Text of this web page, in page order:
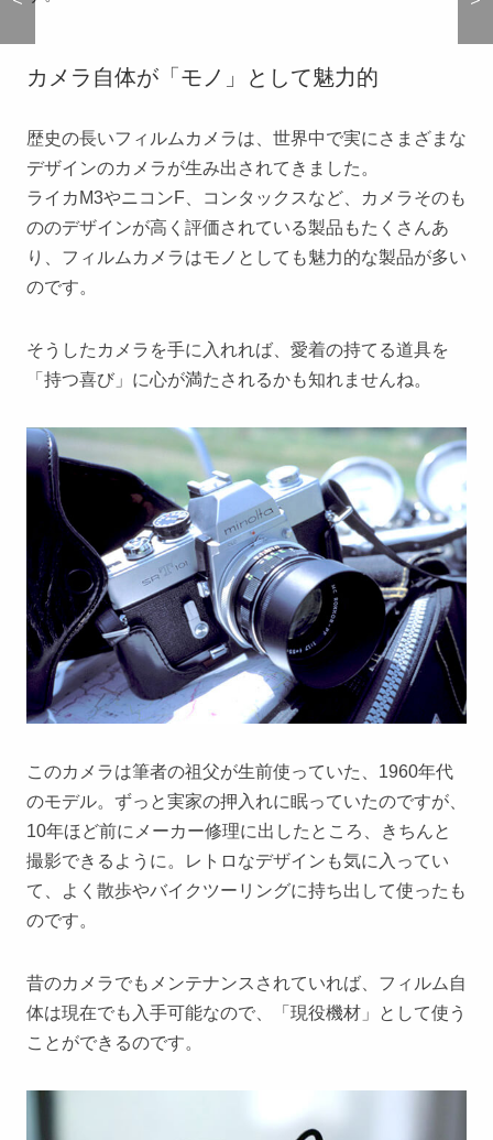
カメラ自体が「モノ」として魅力的
歴史の長いフィルムカメラは、世界中で実にさまざまな
デザインのカメラが生み出されてきました。
ライカM3やニコンF、コンタックスなど、カメラそのも
ののデザインが高く評価されている製品もたくさんあ
り、フィルムカメラはモノとしても魅力的な製品が多い
のです。
そうしたカメラを手に入れれば、愛着の持てる道具を
「持つ喜び」に心が満たされるかも知れませんね。
このカメラは筆者の祖父が生前使っていた、1960年代
のモデル。ずっと実家の押入れに眠っていたのですが、
10年ほど前にメーカー修理に出したところ、きちんと
撮影できるように。レトロなデザインも気に入ってい
て、よく散歩やバイクツーリングに持ち出して使ったも
のです。
昔のカメラでもメンテナンスされていれば、フィルム自
体は現在でも入手可能なので、「現役機材」として使う
ことができるのです。